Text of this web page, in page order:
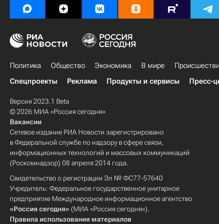
Политика Общество Экономика В мире
Спецпроекты
Реклама Продукты и сервисы Пресс-
Версия 2023.1 Beta
© 2026 МИА «Россия сегодня»
Вакансии
Сетевое издание РИА Новости зарегистрировано
в Федеральной службе по надзору в сфере связи,
информационных технологий и массовых коммуникаций
(Роскомнадзор) 08 апреля 2014 года.
Свидетельство о регистрации Эл № ФС77-57640
Учредитель: Федеральное государственное унитарное
предприятие Международное информационное агентство
«Россия сегодня» (МИА «Россия сегодня»).
Правила использования материалов